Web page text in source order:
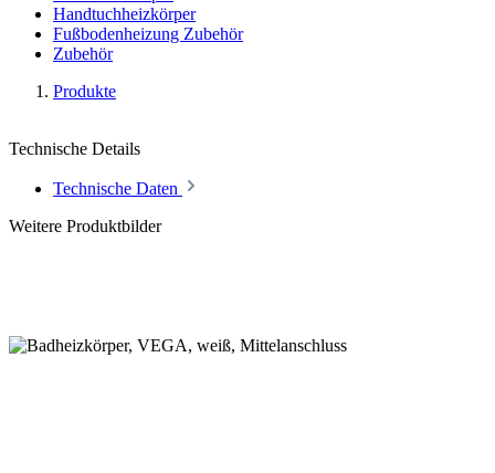
Handtuchheizkörper
Fußbodenheizung Zubehör
Zubehör
Produkte
Technische Details
Technische Daten
Weitere Produktbilder